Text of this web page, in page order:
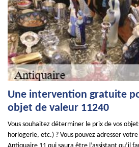
Une intervention gratuite
objet de valeur 11240
Vous souhaitez déterminer le prix de vos
horlogerie, etc.) ? Vous pouvez adresser